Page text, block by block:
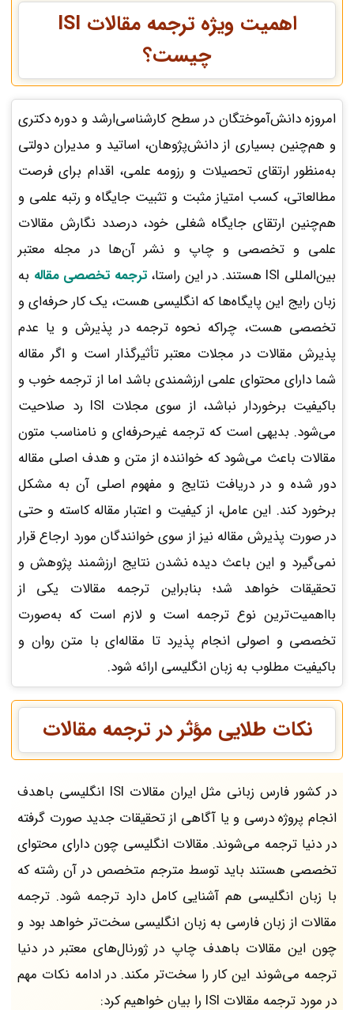
اهمیت ویژه ترجمه مقالات ISI
چیست؟
امروزه دانش‌آموختگان در سطح کارشناسی‌ارشد و دوره دکتری
و هم‌چنین بسیاری از دانش‌پژوهان، اساتید و مدیران دولتی
به‌منظور ارتقای تحصیلات و رزومه علمی، اقدام برای فرصت
مطالعاتی، کسب امتیاز مثبت و تثبیت جایگاه و رتبه علمی و
هم‌چنین ارتقای جایگاه شغلی خود، درصدد نگارش مقالات
علمی و تخصصی و چاپ و نشر آن‌ها در مجله معتبر
بین‌المللی ISI هستند. در این راستا،
ترجمه تخصصی مقاله به
زبان رایج این پایگاه‌ها که انگلیسی هست، یک کار حرفه‌ای و
تخصصی هست، چراکه نحوه ترجمه در پذیرش و یا عدم
پذیرش مقالات در مجلات معتبر تأثیرگذار است و اگر مقاله
شما دارای محتوای علمی ارزشمندی باشد اما از ترجمه خوب و
باکیفیت برخوردار نباشد، از سوی مجلات ISI رد صلاحیت
می‌شود. بدیهی است که ترجمه غیرحرفه‌ای و نامناسب متون
مقالات باعث می‌شود که خواننده از متن و هدف اصلی مقاله
دور شده و در دریافت نتایج و مفهوم اصلی آن به مشکل
برخورد کند. این عامل، از کیفیت و اعتبار مقاله کاسته و حتی
در صورت پذیرش مقاله نیز از سوی خوانندگان مورد ارجاع قرار
نمی‌گیرد و این باعث دیده نشدن نتایج ارزشمند پژوهش و
تحقیقات خواهد شد؛ بنابراین ترجمه مقالات یکی از
بااهمیت‌ترین نوع ترجمه است و لازم است که به‌صورت
تخصصی و اصولی انجام پذیرد تا مقاله‌ای با متن روان و
باکیفیت مطلوب به زبان انگلیسی ارائه شود.
نکات طلایی مؤثر در ترجمه مقالات
در کشور فارس زبانی مثل ایران مقالات ISI انگلیسی باهدف
انجام پروژه درسی و یا آگاهی از تحقیقات جدید صورت گرفته
در دنیا ترجمه می‌شوند. مقالات انگلیسی چون دارای محتوای
تخصصی هستند باید توسط مترجم متخصص در آن رشته که
با زبان انگلیسی هم آشنایی کامل دارد ترجمه شود. ترجمه
مقالات از زبان فارسی به زبان انگلیسی سخت‌تر خواهد بود و
چون این مقالات باهدف چاپ در ژورنال‌های معتبر در دنیا
ترجمه می‌شوند این کار را سخت‌تر مکند. در ادامه نکات مهم
در مورد ترجمه مقالات ISI را بیان خواهیم کرد: